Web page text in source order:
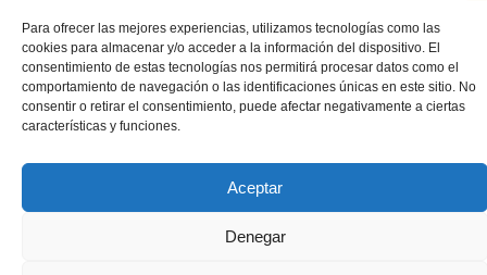
Para ofrecer las mejores experiencias, utilizamos tecnologías como las
cookies para almacenar y/o acceder a la información del dispositivo. El
consentimiento de estas tecnologías nos permitirá procesar datos como el
comportamiento de navegación o las identificaciones únicas en este sitio. No
consentir o retirar el consentimiento, puede afectar negativamente a ciertas
características y funciones.
Aceptar
Denegar
Educàlia Editorial S.L. está adaptada en cumplimiento de
la LSSI-CE, RGPD y LOPD. 2023 . Todos los derechos
reservados
Diseñado por Mkolid